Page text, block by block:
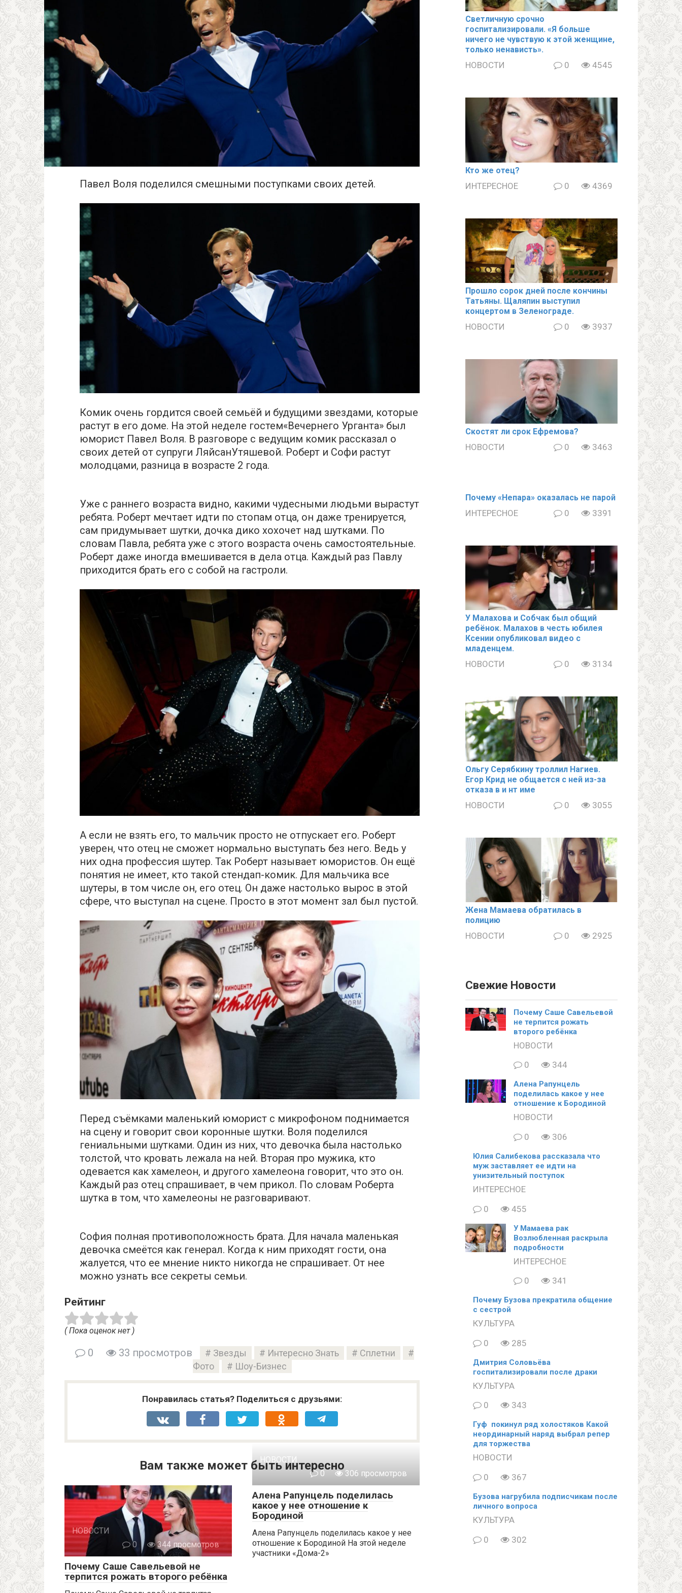
Павел Воля поделился смешными поступками своих детей.
Комик очень гордится своей семьёй и будущими звездами, которые
растут в его доме. На этой неделе гостем«Вечернего Урганта» был
юморист Павел Воля. В разговоре с ведущим комик рассказал о
своих детей от супруги ЛяйсанУтяшевой. Роберт и Софи растут
молодцами, разница в возрасте 2 года.
Уже с раннего возраста видно, какими чудесными людьми вырастут
ребята. Роберт мечтает идти по стопам отца, он даже тренируется,
сам придумывает шутки, дочка дико хохочет над шутками. По
словам Павла, ребята уже с этого возраста очень самостоятельные.
Роберт даже иногда вмешивается в дела отца. Каждый раз Павлу
приходится брать его с собой на гастроли.
А если не взять его, то мальчик просто не отпускает его. Роберт
уверен, что отец не сможет нормально выступать без него. Ведь у
них одна профессия шутер. Так Роберт называет юмористов. Он ещё
понятия не имеет, кто такой стендап-комик. Для мальчика все
шутеры, в том числе он, его отец. Он даже настолько вырос в этой
сфере, что выступал на сцене. Просто в этот момент зал был пустой.
Перед съёмками маленький юморист с микрофоном поднимается
на сцену и говорит свои коронные шутки. Воля поделился
гениальными шутками. Один из них, что девочка была настолько
толстой, что кровать лежала на ней. Вторая про мужика, кто
одевается как хамелеон, и другого хамелеона говорит, что это он.
Каждый раз отец спрашивает, в чем прикол. По словам Роберта
шутка в том, что хамелеоны не разговаривают.
София полная противоположность брата. Для начала маленькая
девочка смеётся как генерал. Когда к ним приходят гости, она
жалуется, что ее мнение никто никогда не спрашивает. От нее
можно узнать все секреты семьи.
Рейтинг
( Пока оценок нет )
0 33 просмотров Звезды Интересно Знать
Сплетни
Фото
Шоу-Бизнес
Понравилась статья? Поделиться с друзьями:
Вам также может быть интересно
НОВОСТИ
0
344 просмотров
Почему Саше Савельевой не
терпится рожать второго ребёнка
НОВОСТИ
0
306 просмотров
Алена Рапунцель поделилась
какое у нее отношение к
Бородиной
Алена Рапунцель поделилась какое у нее
отношение к Бородиной На этой неделе
участники «Дома-2»
Светличную срочно
госпитализировали. «Я больше
ничего не чувствую к этой женщине,
только ненависть».
НОВОСТИ 0 4545
Кто же отец?
ИНТЕРЕСНОЕ 0 4369
Прошло сорок дней после кончины
Татьяны. Щаляпин выступил
концертом в Зеленограде.
НОВОСТИ 0 3937
Скостят ли срок Ефремова?
НОВОСТИ 0 3463
Почему «Непара» оказалась не парой
ИНТЕРЕСНОЕ 0 3391
У Малахова и Собчак был общий
ребёнок. Малахов в честь юбилея
Ксении опубликовал видео с
младенцем.
НОВОСТИ 0 3134
Ольгу Серябкину троллил Нагиев.
Егор Крид не общается с ней из-за
отказа в и нт име
НОВОСТИ 0 3055
Жена Мамаева обратилась в
полицию
НОВОСТИ 0 2925
Свежие Новости
Почему Саше Савельевой
не терпится рожать
второго ребёнка
НОВОСТИ
0
344
Алена Рапунцель
поделилась какое у нее
отношение к Бородиной
НОВОСТИ
0
306
Юлия Салибекова рассказала что
муж заставляет ее идти на
унизительный поступок
ИНТЕРЕСНОЕ
0
455
У Мамаева рак
Возлюбленная раскрыла
подробности
ИНТЕРЕСНОЕ
0
341
Почему Бузова прекратила общение
с сестрой
КУЛЬТУРА
0
285
Дмитрия Соловьёва
госпитализировали после драки
КУЛЬТУРА
0
343
Гуф покинул ряд холостяков Какой
неординарный наряд выбрал репер
для торжества
НОВОСТИ
0
367
Бузова нагрубила подписчикам после
личного вопроса
КУЛЬТУРА
0
302